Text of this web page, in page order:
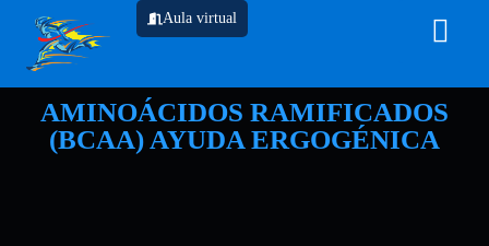
Aula virtual
AMINOÁCIDOS RAMIFICADOS
(BCAA) AYUDA ERGOGÉNICA